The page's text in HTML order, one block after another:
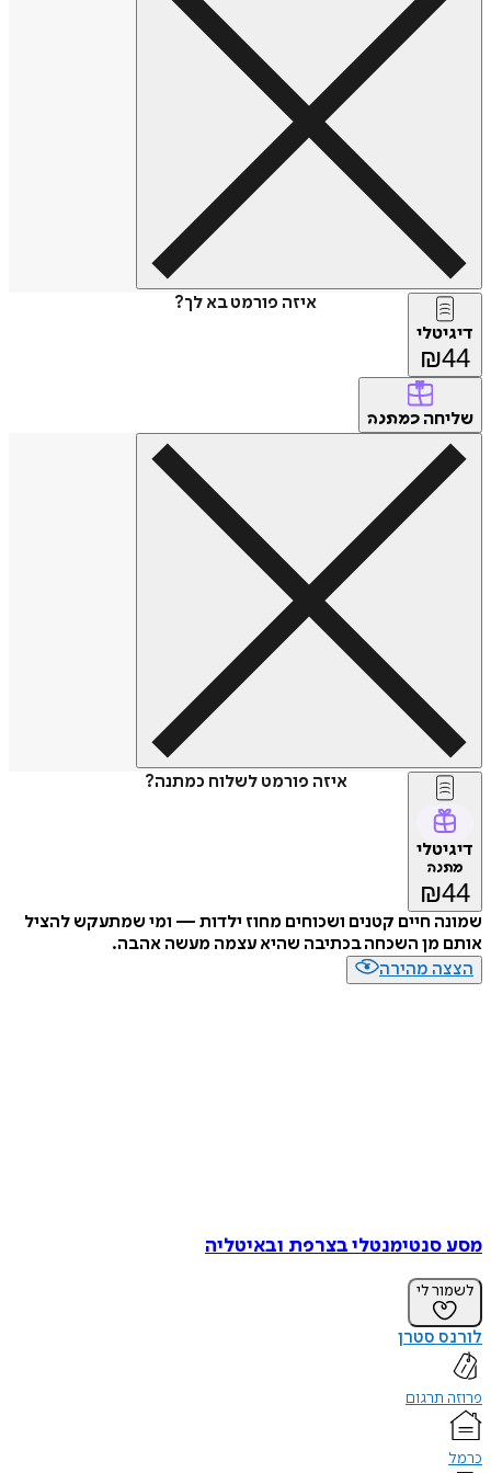
איזה פורמט בא לך?
₪
כמתנה
איזה פורמט לשלוח כמתנה?
₪
חיים קטנים ושכוחים מחוז ילדות — ומי שמתעקש להציל
מן השכחה בכתיבה שהיא עצמה מעשה אהבה.
מהירה
בצרפת ובאיטליה
לי
סטרן
תרגום